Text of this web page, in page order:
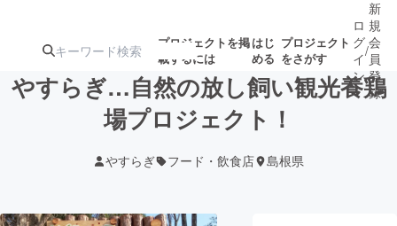
プロジェクトを掲
載するには
はじ
める
プロジェクト
をさがす
ターン
ジェクト
募集終了が近いプ
ロジェクト
ロ
グ
イ
ン
/
新
規
会
員
登
録
やすらぎ…自然の放し飼い観光養鶏
場プロジェクト！
やすらぎ フード・飲食店 島根県